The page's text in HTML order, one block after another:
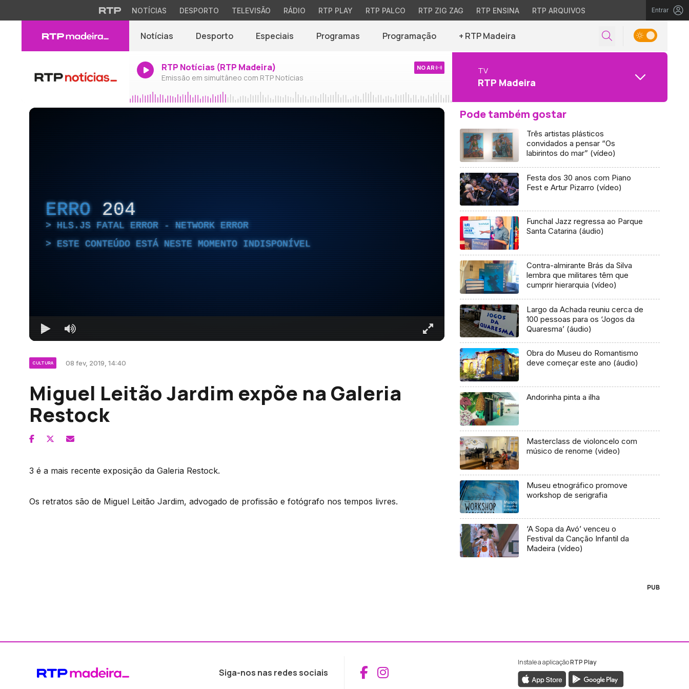
NOTÍCIAS DESPORTO TELEVISÃO RÁDIO RTP PLAY RTP PALCO RTP ZIG ZAG RTP ENSINA RTP ARQUIVOS Entrar
Notícias Desporto Especiais Programas Programação + RTP Madeira
RTP Notícias (RTP Madeira)
Emissão em simultâneo com RTP Notícias
NO AR TV
RTP Madeira
ERRO 204
HLS.JS FATAL ERROR - NETWORK ERROR
ESTE CONTEÚDO ESTÁ NESTE MOMENTO INDISPONÍVEL
CULTURA 08 fev, 2019, 14:40
Miguel Leitão Jardim expõe na Galeria
Restock
3 é a mais recente exposição da Galeria Restock.
Os retratos são de Miguel Leitão Jardim, advogado de profissão e fotógrafo nos tempos livres.
Pode também gostar
Três artistas plásticos
convidados a pensar “Os
labirintos do mar” (vídeo)
Festa dos 30 anos com Piano
Fest e Artur Pizarro (vídeo)
Funchal Jazz regressa ao Parque
Santa Catarina (áudio)
Contra-almirante Brás da Silva
lembra que militares têm que
cumprir hierarquia (vídeo)
Largo da Achada reuniu cerca de
100 pessoas para os ‘Jogos da
Quaresma’ (áudio)
Obra do Museu do Romantismo
deve começar este ano (áudio)
Andorinha pinta a ilha
Masterclass de violoncelo com
músico de renome (video)
Museu etnográfico promove
workshop de serigrafia
‘A Sopa da Avó’ venceu o
Festival da Canção Infantil da
Madeira (vídeo)
PUB
Siga-nos nas redes sociais Aceder ao Facebook da RTP Madeira
Aceder ao Instagram da RTP Madeira
Instale a aplicaçãoRTP Play